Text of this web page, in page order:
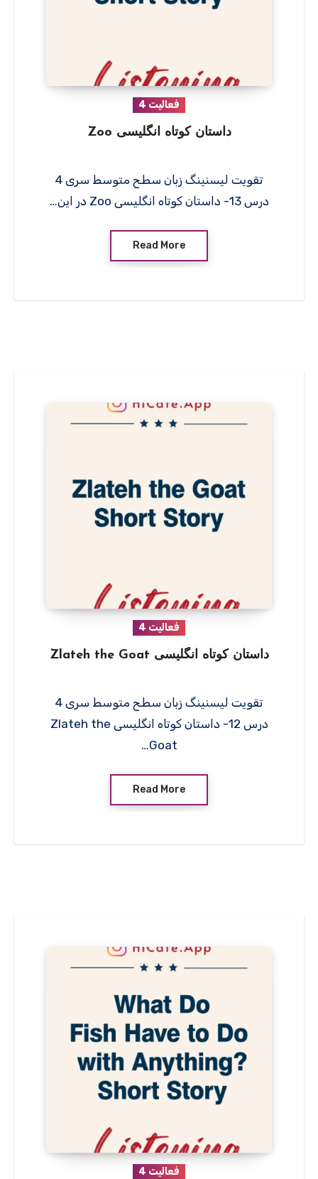
فعالیت 4
داستان کوتاه انگلیسی Zoo
تقویت لیسنینگ زبان سطح متوسط سری 4
درس 13- داستان کوتاه انگلیسی Zoo در این…
Read More
فعالیت 4
داستان کوتاه انگلیسی Zlateh the Goat
تقویت لیسنینگ زبان سطح متوسط سری 4
درس 12- داستان کوتاه انگلیسی Zlateh the
Goat…
Read More
فعالیت 4